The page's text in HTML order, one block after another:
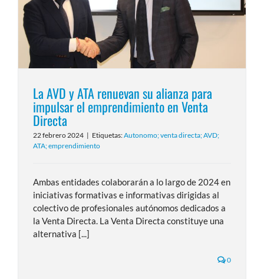
La AVD y ATA renuevan su alianza para
impulsar el emprendimiento en Venta
Directa
22 febrero 2024 | Etiquetas:Autonomo; venta directa; AVD;
ATA; emprendimiento
Ambas entidades colaborarán a lo largo de 2024 en
iniciativas formativas e informativas dirigidas al
colectivo de profesionales autónomos dedicados a
la Venta Directa. La Venta Directa constituye una
alternativa [...]
0